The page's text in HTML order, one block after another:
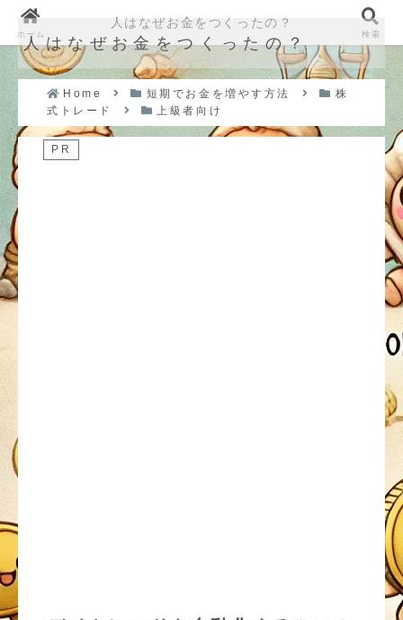
人はなぜお金をつくったの？
Home 短期でお金を増やす方法
株
式トレード
上級者向け
PR
ホーム
人はなぜお金をつくったの？
検索